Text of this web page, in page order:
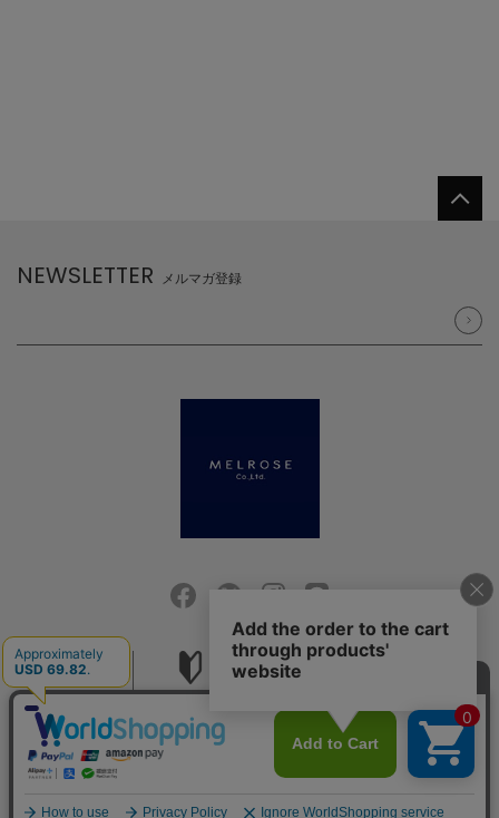
NEWSLETTER メルマガ登録
会社概要 採用情報 お問い合せ
ご利用規約 特定商取引法に基づく表記